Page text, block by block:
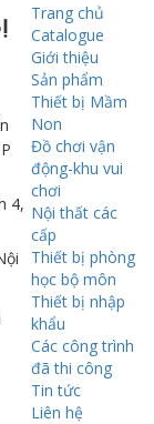
4,
Trang chủ
Catalogue
Giới thiệu
Sản phẩm
Thiết bị Mầm
Non
Đồ chơi vận
động-khu vui
chơi
Nội thất các
cấp
Thiết bị phòng
học bộ môn
Thiết bị nhập
khẩu
Các công trình
đã thi công
Tin tức
Liên hệ